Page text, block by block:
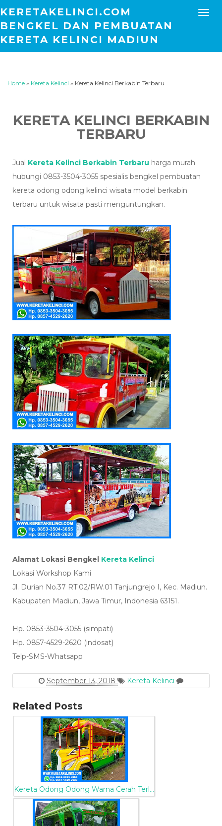
KERETAKELINCI.COM
BENGKEL DAN PEMBUATAN
KERETA KELINCI MADIUN
Home » Kereta Kelinci » Kereta Kelinci Berkabin Terbaru
KERETA KELINCI BERKABIN
TERBARU
Jual Kereta Kelinci Berkabin Terbaru harga murah
hubungi 0853-3504-3055 spesialis bengkel pembuatan
kereta odong odong kelinci wisata model berkabin
terbaru untuk wisata pasti menguntungkan.
Alamat Lokasi Bengkel Kereta Kelinci
Lokasi Workshop Kami
Jl. Durian No.37 RT.02/RW.01 Tanjungrejo I, Kec. Madiun.
Kabupaten Madiun, Jawa Timur, Indonesia 63151.
Hp. 0853-3504-3055 (simpati)
Hp. 0857-4529-2620 (indosat)
Telp-SMS-Whatsapp
September 13, 2018 Kereta Kelinci
Related Posts
Kereta Odong Odong Warna Cerah Terl...